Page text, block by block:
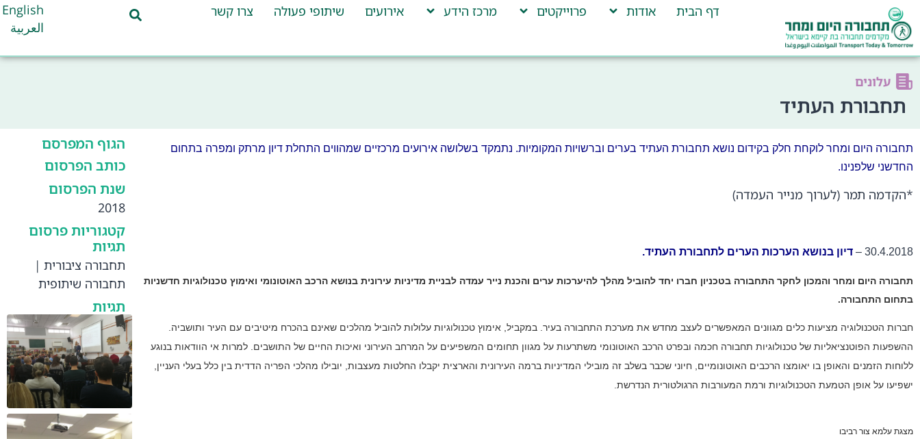
דף הבית אודות פרוייקטים מרכז הידע אירועים שיתופי פעולה צרו קשר
English
العربية
עלונים
תחבורת העתיד
תחבורה היום ומחר לוקחת חלק בקידום נושא תחבורת העתיד בערים וברשויות המקומיות. נתמקד בשלושה אירועים מרכזיים שמהווים התחלת דיון מרתק ומפרה בתחום
החדשני שלפנינו.
*הקדמה תמר (לערוך מנייר העמדה)
30.4.2018 – דיון בנושא הערכות הערים לתחבורת העתיד.
תחבורה היום ומחר והמכון לחקר התחבורה בטכניון חברו יחד להוביל מהלך להיערכות ערים והכנת נייר עמדה לבניית מדיניות עירונית בנושא הרכב האוטונומי ואימוץ טכנולוגיות חדשניות
בתחום התחבורה.
חברות הטכנולוגיה מציעות כלים מגוונים המאפשרים לעצב מחדש את מערכת התחבורה בעיר. במקביל, אימוץ טכנולוגיות עלולות להוביל מהלכים שאינם בהכרח מיטיבים עם העיר ותושביה.
ההשפעות הפוטנציאליות של טכנולוגיות תחבורה חכמה ובפרט הרכב האוטונומי משתרעות על מגוון תחומים המשפיעים על המרחב העירוני ואיכות החיים של התושבים. למרות אי הוודאות בנוגע
ללוחות הזמנים והאופן בו יאומצו הרכבים האוטונומיים, חיוני שכבר בשלב זה מובילי המדיניות ברמה העירונית והארצית יקבלו החלטות מעצבות, יובילו מהלכי הפריה הדדית בין כלל בעלי העניין,
ישפיעו על אופן הטמעת הטכנולוגיות ורמת המעורבות הרגולטורית הנדרשת.
מצגת עלמא צור רביבו
הגוף המפרסם
כותב הפרסום
שנת הפרסום
2018
קטגוריות פרסום
תגיות
תחבורה ציבורית |
תחבורה שיתופית
תגיות